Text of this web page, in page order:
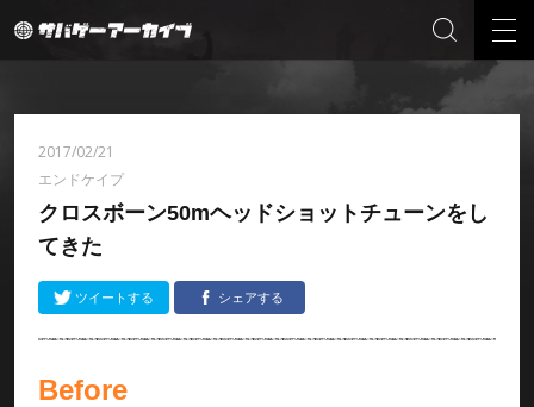
2017/02/21
エンドケイプ
クロスボーン50mヘッドショットチューンをし
てきた
ツイートする シェアする
Before